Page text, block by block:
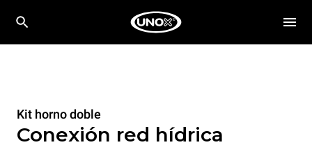
Kit horno doble
Conexión red hídrica